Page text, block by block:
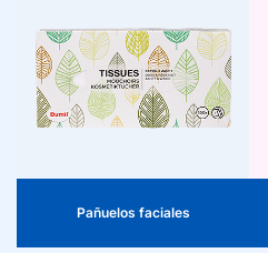
Pañuelos faciales
Pañuelos faciales
Pañuelos suaves para el
confort diario. Perfectos para
la cara, las manos y la piel